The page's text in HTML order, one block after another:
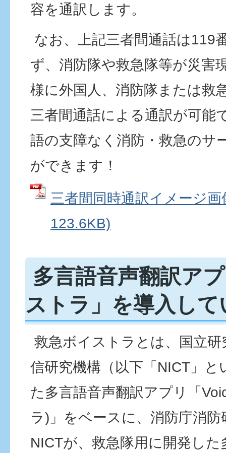
容を通訳します。
なお、上記三者間通話は119
ず、消防隊や救急隊等が災害
様に外国人、消防隊または救
三者間通話による通訳が可能
語の支障なく消防・救急のサ
ができます！
三者間同時通訳イメージ
123.6KB)
多言語音声翻訳ア
ストラ」を導入して
救急ボイストラとは、国立研
信研究機構（以下「NICT」と
た多言語音声翻訳アプリ「
ラ)」をベースに、消防庁消
NICTが、救急隊用に開発した